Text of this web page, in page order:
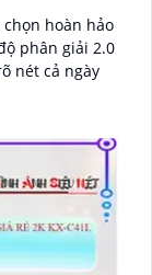
chọn hoàn hảo
nét cả ngày